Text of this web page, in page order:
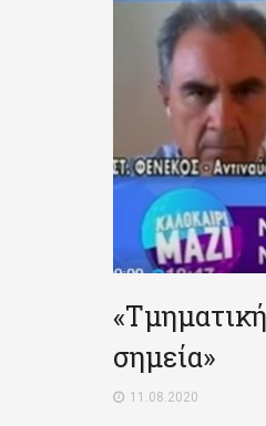
σημεία»
11.08.2020